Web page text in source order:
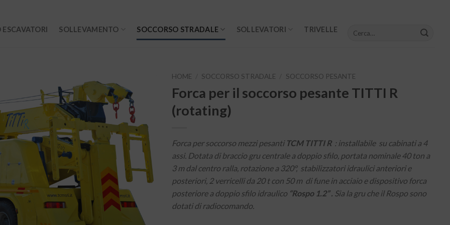
SOLLEVAMENTO SOCCORSO STRADALE SOLLEVATORI TRIVELLE
HOME SOCCORSO STRADALE SOCCORSO PESANTE
Forca per il soccorso pesante TITTI R
(rotating)
Forca per soccorso mezzi pesanti TCM TITTI R: installabile su cabinati a 4
assi. Dotata di braccio gru centrale a doppio sfilo, portata nominale 40 ton a
3 m dal centro ralla, rotazione a 320°, stabilizzatori idraulici anteriori e
posteriori, 2 verricelli da 20 t con 50 m di fune in acciaio e dispositivo forca
posteriore a doppio sfilo idraulico “Rospo 1.2” . Sia la gru che il Rospo sono
dotati di radiocomando.